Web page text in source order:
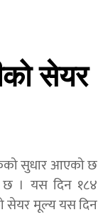
सेयर
सुधार आएको छ
। यस दिन १८४
सेयर मूल्य यस दिन